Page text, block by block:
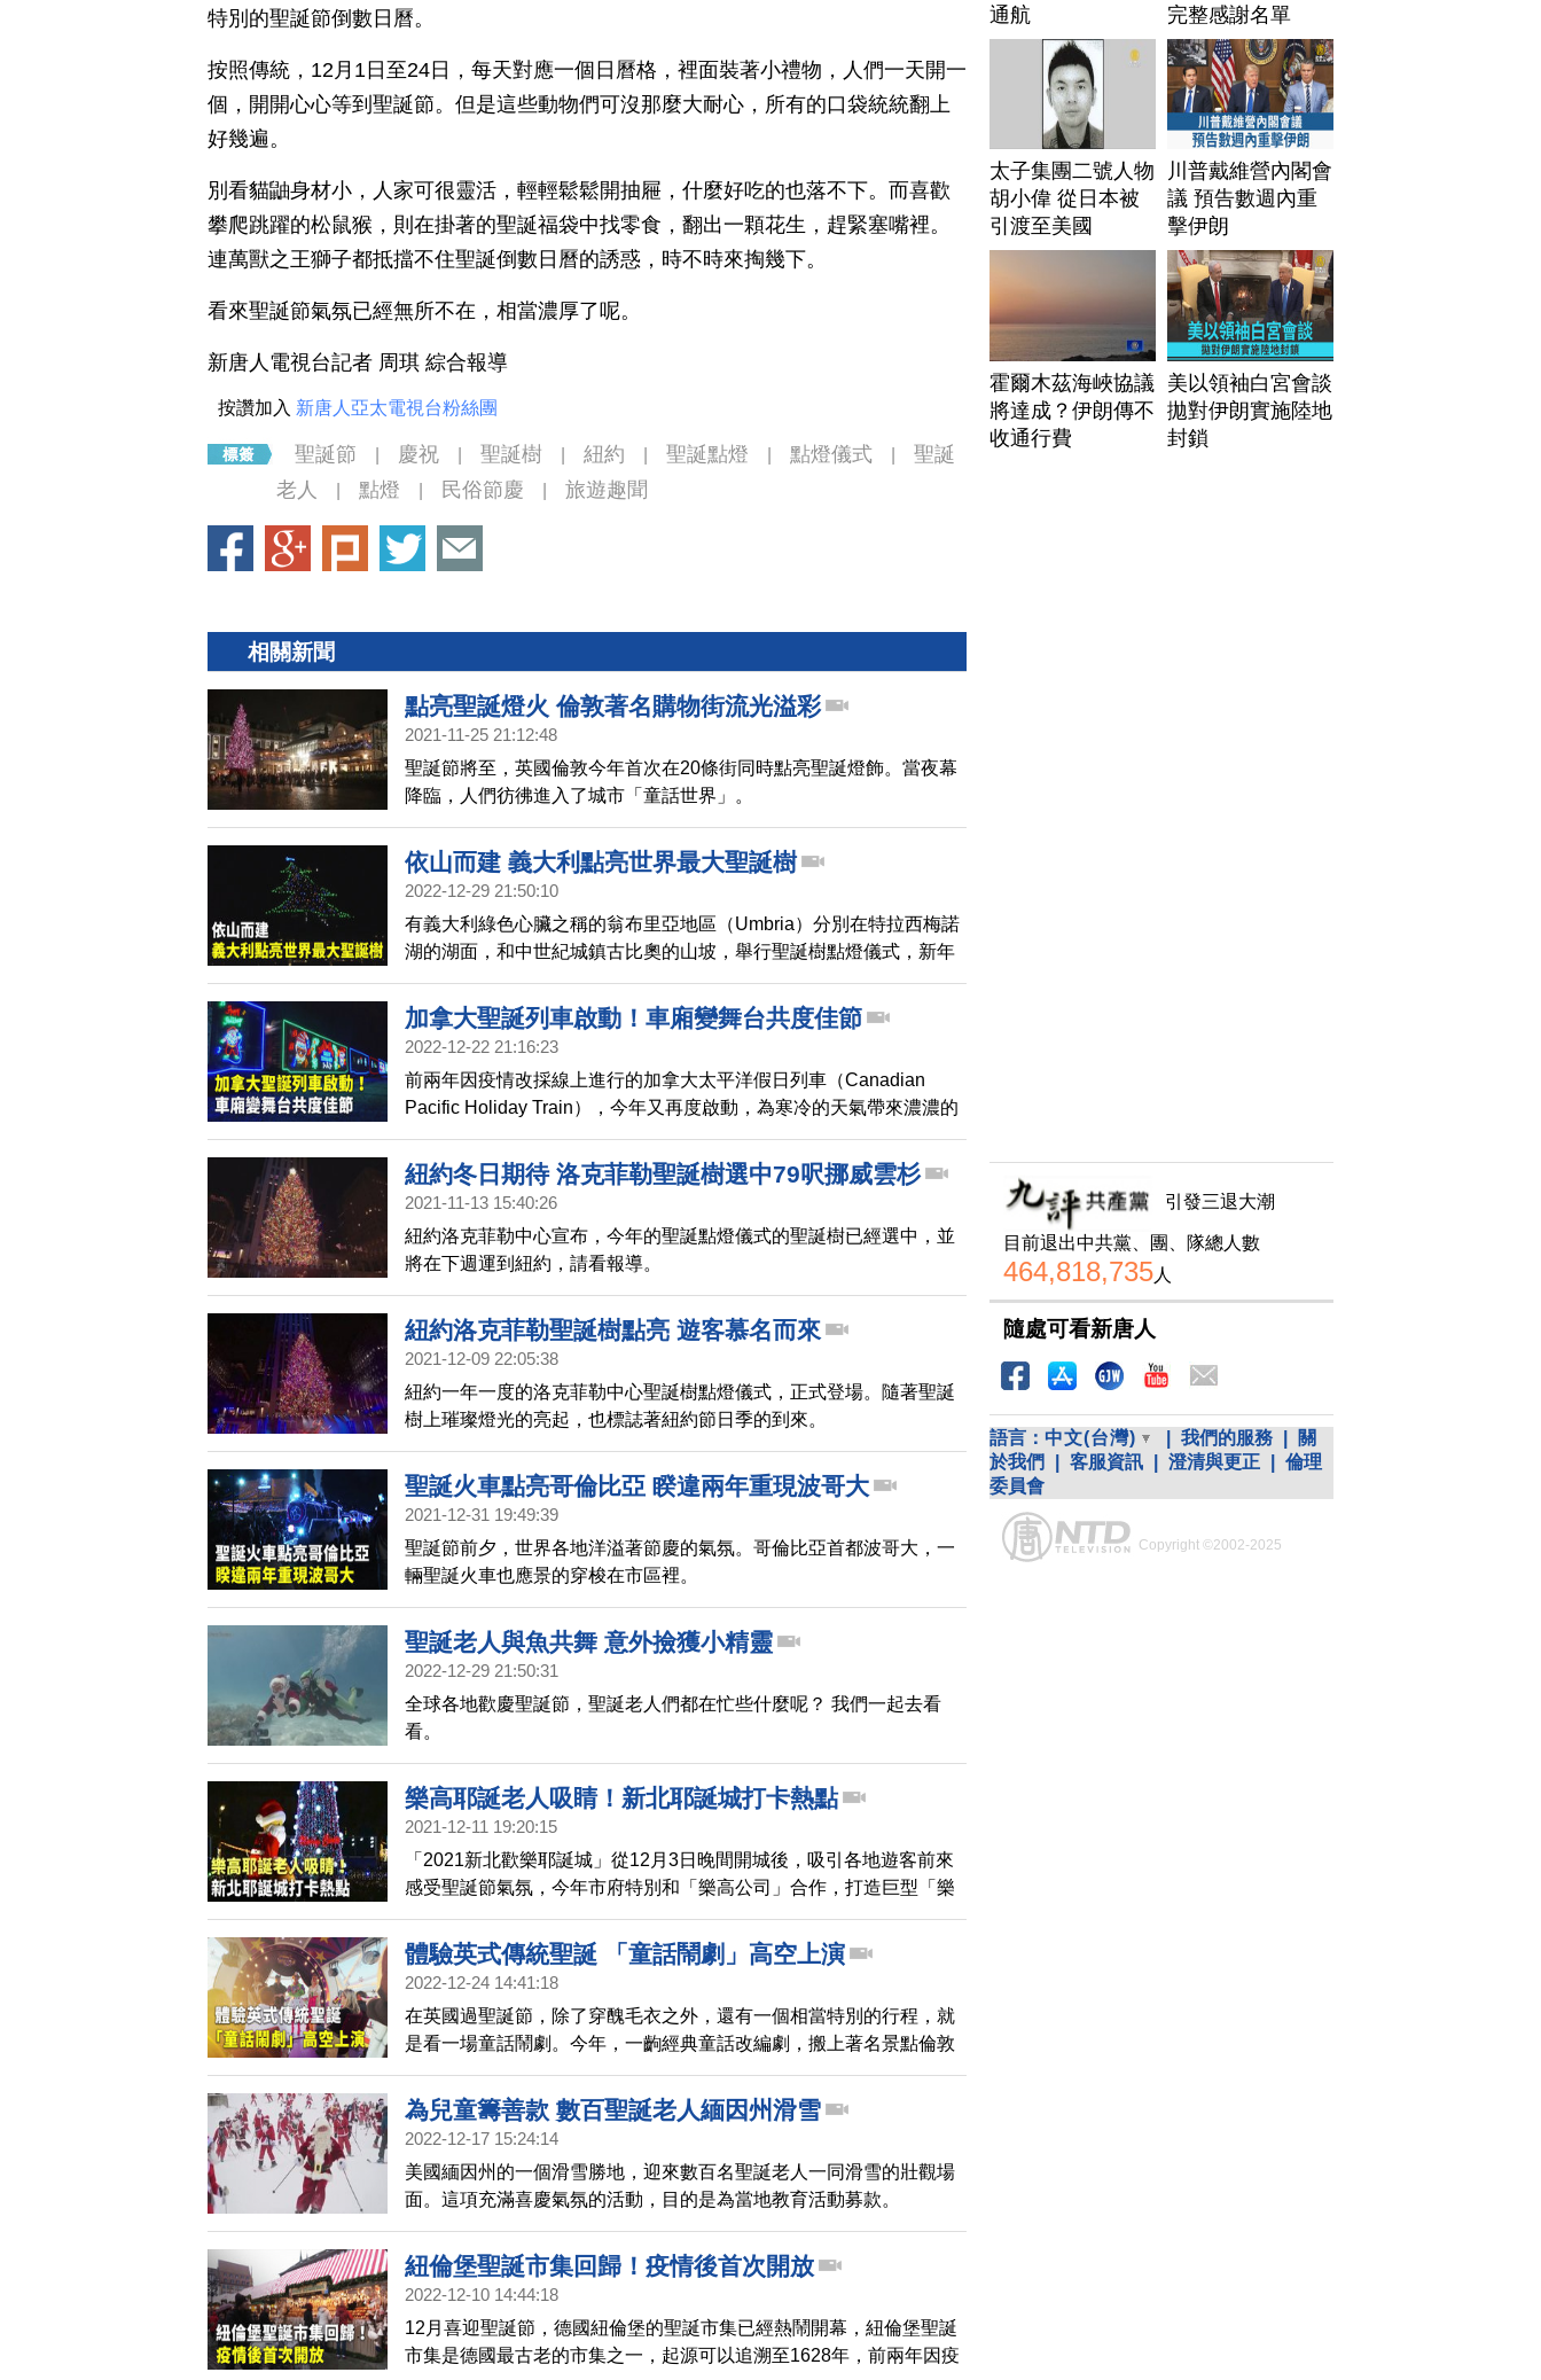
特別的聖誕節倒數日曆。
按照傳統，12月1日至24日，每天對應一個日曆格，裡面裝著小禮物，人們一天開一
個，開開心心等到聖誕節。但是這些動物們可沒那麼大耐心，所有的口袋統統翻上
好幾遍。
別看貓鼬身材小，人家可很靈活，輕輕鬆鬆開抽屜，什麼好吃的也落不下。而喜歡
攀爬跳躍的松鼠猴，則在掛著的聖誕福袋中找零食，翻出一顆花生，趕緊塞嘴裡。
連萬獸之王獅子都抵擋不住聖誕倒數日曆的誘惑，時不時來掏幾下。
看來聖誕節氣氛已經無所不在，相當濃厚了呢。
新唐人電視台記者 周琪 綜合報導
按讚加入 新唐人亞太電視台粉絲團
聖誕節 慶祝 聖誕樹 紐約 聖誕點燈 點燈儀式
聖誕
老人
點燈 民俗節慶 旅遊趣聞
相關新聞
點亮聖誕燈火 倫敦著名購物街流光溢彩
2021-11-25 21:12:48
聖誕節將至，英國倫敦今年首次在20條街同時點亮聖誕燈飾。當夜幕
降臨，人們彷彿進入了城市「童話世界」。
依山而建 義大利點亮世界最大聖誕樹
2022-12-29 21:50:10
有義大利綠色心臟之稱的翁布里亞地區（Umbria）分別在特拉西梅諾
湖的湖面，和中世紀城鎮古比奧的山坡，舉行聖誕樹點燈儀式，新年
期間聖誕樹也會持續照亮古比奧。
加拿大聖誕列車啟動！車廂變舞台共度佳節
2022-12-22 21:16:23
前兩年因疫情改採線上進行的加拿大太平洋假日列車（Canadian
Pacific Holiday Train），今年又再度啟動，為寒冷的天氣帶來濃濃的
聖誕氛圍。
紐約冬日期待 洛克菲勒聖誕樹選中79呎挪威雲杉
2021-11-13 15:40:26
紐約洛克菲勒中心宣布，今年的聖誕點燈儀式的聖誕樹已經選中，並
將在下週運到紐約，請看報導。
紐約洛克菲勒聖誕樹點亮 遊客慕名而來
2021-12-09 22:05:38
紐約一年一度的洛克菲勒中心聖誕樹點燈儀式，正式登場。隨著聖誕
樹上璀璨燈光的亮起，也標誌著紐約節日季的到來。
聖誕火車點亮哥倫比亞 睽違兩年重現波哥大
2021-12-31 19:49:39
聖誕節前夕，世界各地洋溢著節慶的氣氛。哥倫比亞首都波哥大，一
輛聖誕火車也應景的穿梭在市區裡。
聖誕老人與魚共舞 意外撿獲小精靈
2022-12-29 21:50:31
全球各地歡慶聖誕節，聖誕老人們都在忙些什麼呢？ 我們一起去看
看。
樂高耶誕老人吸睛！新北耶誕城打卡熱點
2021-12-11 19:20:15
「2021新北歡樂耶誕城」從12月3日晚間開城後，吸引各地遊客前來
感受聖誕節氣氛，今年市府特別和「樂高公司」合作，打造巨型「樂
高耶誕老人」跟大家打招呼，還有充滿夢幻粉紅的春櫻光廊，都是熱
門的拍照打卡景點。
體驗英式傳統聖誕 「童話鬧劇」高空上演
2022-12-24 14:41:18
在英國過聖誕節，除了穿醜毛衣之外，還有一個相當特別的行程，就
是看一場童話鬧劇。今年，一齣經典童話改編劇，搬上著名景點倫敦
眼的座艙，在135公尺的高空中表演，與觀眾共度一個難忘的聖誕
節。
為兒童籌善款 數百聖誕老人緬因州滑雪
2022-12-17 15:24:14
美國緬因州的一個滑雪勝地，迎來數百名聖誕老人一同滑雪的壯觀場
面。這項充滿喜慶氣氛的活動，目的是為當地教育活動募款。
紐倫堡聖誕市集回歸！疫情後首次開放
2022-12-10 14:44:18
12月喜迎聖誕節，德國紐倫堡的聖誕市集已經熱鬧開幕，紐倫堡聖誕
市集是德國最古老的市集之一，起源可以追溯至1628年，前兩年因疫
通航
完整感謝名單
太子集團二號人物
胡小偉 從日本被
引渡至美國
川普戴維營內閣會
議 預告數週內重
擊伊朗
霍爾木茲海峽協議
將達成？伊朗傳不
收通行費
美以領袖白宮會談
拋對伊朗實施陸地
封鎖
引發三退大潮
目前退出中共黨、團、隊總人數
464,818,735人
隨處可看新唐人
語言： 中文(台灣) 我們的服務
關
於我們
客服資訊 澄清與更正
倫理
委員會
Copyright ©2002-2025